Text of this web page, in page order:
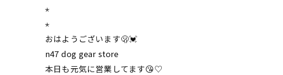
⋆
⋆
おはようございます🫢💓
n47 dog gear store
本日も元気に営業してます😘♡